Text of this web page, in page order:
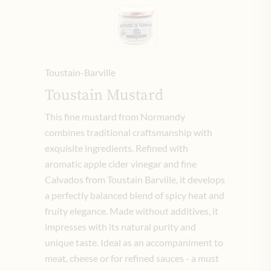
Toustain-Barville
Toustain Mustard
This fine mustard from Normandy
combines traditional craftsmanship with
exquisite ingredients. Refined with
aromatic apple cider vinegar and fine
Calvados from Toustain Barville, it develops
a perfectly balanced blend of spicy heat and
fruity elegance. Made without additives, it
impresses with its natural purity and
unique taste. Ideal as an accompaniment to
meat, cheese or for refined sauces - a must